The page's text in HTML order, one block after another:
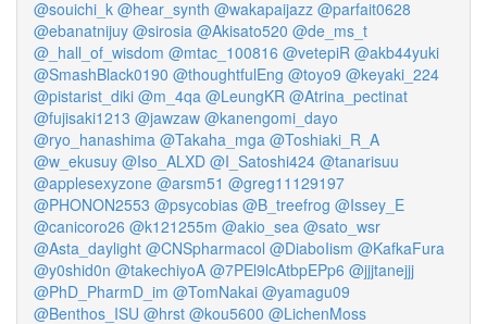
@souichi_k @hear_synth @wakapaijazz @parfait0628
@ebanatnijuy @sirosia @Akisato520 @de_ms_t
@_hall_of_wisdom @mtac_100816 @vetepiR @akb44yuki
@SmashBlack0190 @thoughtfulEng @toyo9 @keyaki_224
@pistarist_diki @m_4qa @LeungKR @Atrina_pectinat
@fujisaki1213 @jawzaw @kanengomi_dayo
@ryo_hanashima @Takaha_mga @Toshiaki_R_A
@w_ekusuy @Iso_ALXD @I_Satoshi424 @tanarisuu
@applesexyzone @arsm51 @greg11129197
@PHONON2553 @psycobias @B_treefrog @Issey_E
@canicoro26 @k121255m @akio_sea @sato_wsr
@Asta_daylight @CNSpharmacol @DiaboIism @KafkaFura
@y0shid0n @takechiyoA @7PEl9lcAtbpEPp6 @jjjtanejjj
@PhD_PharmD_im @TomNakai @yamagu09
@Benthos_ISU @hrst @kou5600 @LichenMoss